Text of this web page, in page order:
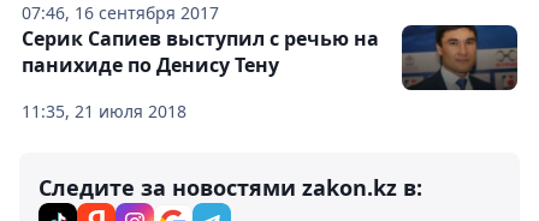
07:46, 16 сентября 2017
11:35, 21 июля 2018
Серик Сапиев выступил с речью на
панихиде по Денису Тену
Следите за новостями zakon.kz в: